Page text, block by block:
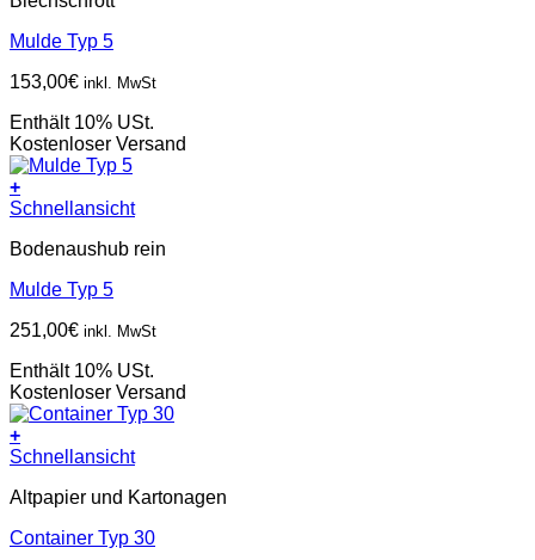
Mulde Typ 5
153,00€ inkl. MwSt
Enthält 10% USt.
Kostenloser Versand
+
Schnellansicht
Bodenaushub rein
Mulde Typ 5
251,00€ inkl. MwSt
Enthält 10% USt.
Kostenloser Versand
+
Schnellansicht
Altpapier und Kartonagen
Container Typ 30